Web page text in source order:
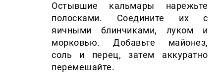
Остывшие кальмары нарежьте
полосками. Соедините их с
яичными блинчиками, луком и
морковью. Добавьте майонез,
соль и перец, затем аккуратно
перемешайте.